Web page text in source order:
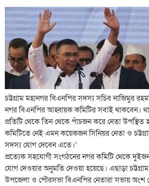
চট্টগ্রাম মহানগর বিএনপির সদস্য সচিব নাজিমুর
নগর বিএনপির আহ্বায়ক কমিটির সবাই থাকবেন।
প্রতিটি থেকে তিন থেকে পাঁচজন করে নেতা
কমিটিতে নেই এমন কয়েকজন সিনিয়র নেতা ও
সদস্য যোগ দেবেন এতে।’
প্রত্যেক সহযোগী সংগঠনের নগর কমিটি থেকে
যোগ দেওয়ার অনুমতি দেওয়া হয়েছে। এছাড়া
উপজেলা ও পৌরসভা বিএনপির নেতারা সভায় অংশ